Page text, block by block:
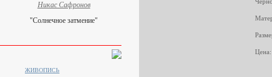
Никас Сафронов
"Солнечное затмение"
ЖИВОПИСЬ